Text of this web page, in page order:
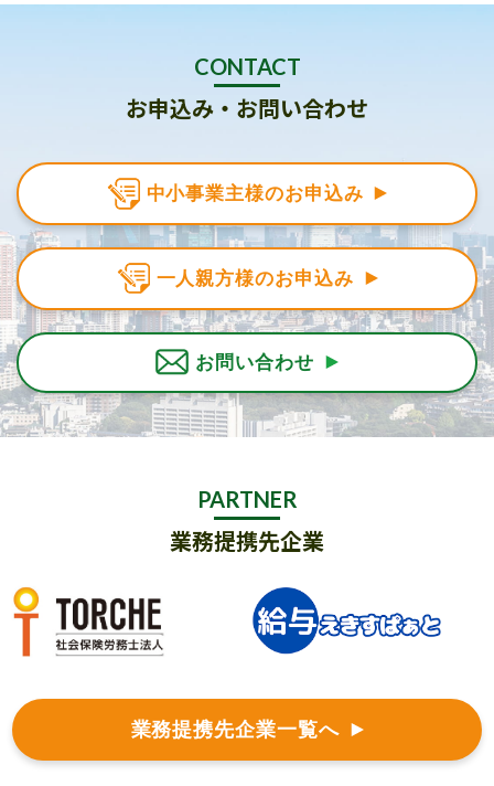
CONTACT
お申込み・お問い合わせ
中小事業主様のお申込み
一人親方様のお申込み
お問い合わせ
PARTNER
業務提携先企業
業務提携先企業一覧へ